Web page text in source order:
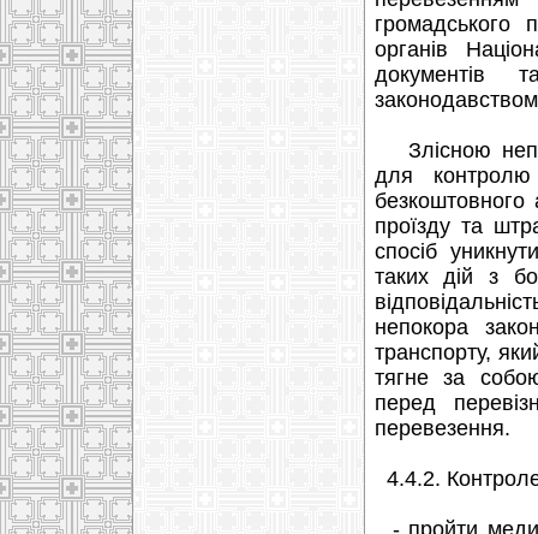
громадського
органів
документів
законодавством
Злісною
для контролю
безкоштовного
проїзду та
спосіб
таких дій з
непокора
транспорту,
тягне за
перед
перевезення.
4.4.2.
- пройти